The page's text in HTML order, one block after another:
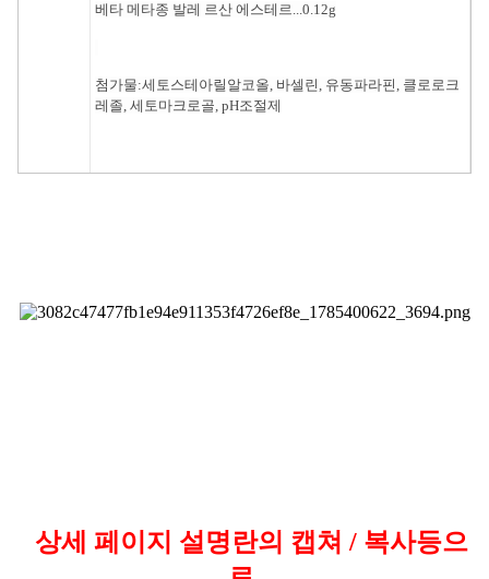
베타 메타종 발레 르산 에스테르...0.12g
첨가물:세토스테아릴알코올, 바셀린, 유동파라핀, 클로로크
레졸, 세토마크로골, pH조절제
상세 페이지 설명란의 캡쳐 / 복사등으